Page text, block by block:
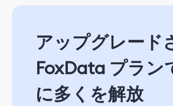
アップグレード
FoxData プラン
に多くを解放